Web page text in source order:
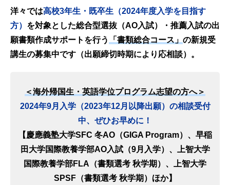
洋々では高校3年生・既卒生（2024年度入学を目指す
方） を対象とした総合型選抜（AO入試）・推薦入試の出
願書類作成サポートを行う
「書類総合コース」 の新規受
講生の募集中です（出願締切時期により応相談）。
＜海外帰国生・英語学位プログラム志望の方へ＞
2024年9月入学（2023年12月以降出願）の相談受付
中、ぜひお早めに！
【慶應義塾大学SFC 冬AO（GIGA Program）、早稲
田大学国際教養学部AO入試（9月入学）、上智大学
国際教養学部FLA（書類選考 秋学期）、上智大学
SPSF（書類選考 秋学期）ほか】